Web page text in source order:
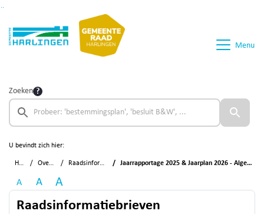
Menu
Zoeken
U bevindt zich hier:
Home Overzichten Raadsinformatiebrieven Jaarrapportage 2025 & Jaarplan 2026 - Algemene Verordening Gegevensbescherming & Wet politiegegevens
A A A
Raadsinformatiebrieven